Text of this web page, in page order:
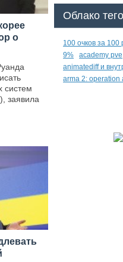
о
систем
заявила
Облако
100 очков за 100
9%
academy pve
animatediff и
arma 2: operation